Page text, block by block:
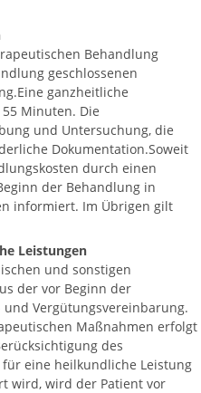
Behandlung
geschlossenen
ganzheitliche
Minuten. Die
und Untersuchung, die
Dokumentation.Soweit
durch einen
der Behandlung in
informiert. Im Übrigen gilt
Leistungen
und sonstigen
der vor Beginn der
Vergütungsvereinbarung.
Maßnahmen erfolgt
des
eine heilkundliche Leistung
wird, wird der Patient vor